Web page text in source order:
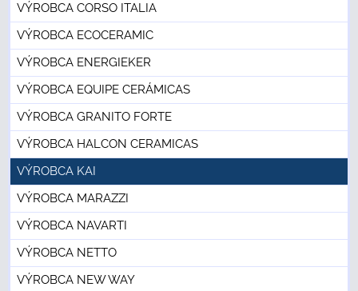
VÝROBCA CORSO ITALIA
VÝROBCA ECOCERAMIC
VÝROBCA ENERGIEKER
VÝROBCA EQUIPE CERÁMICAS
VÝROBCA GRANITO FORTE
VÝROBCA HALCON CERAMICAS
VÝROBCA KAI
VÝROBCA MARAZZI
VÝROBCA NAVARTI
VÝROBCA NETTO
VÝROBCA NEW WAY